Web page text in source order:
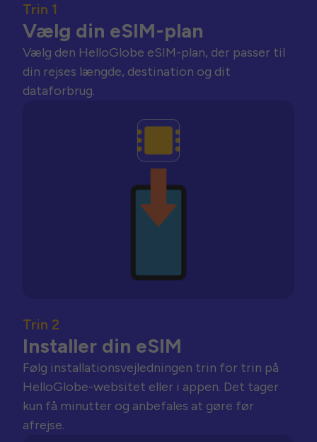
Trin 1
Vælg din eSIM-plan
Vælg den HelloGlobe eSIM-plan, der passer til
din rejses længde, destination og dit
dataforbrug.
Trin 2
Installer din eSIM
Følg installationsvejledningen trin for trin på
HelloGlobe-websitet eller i appen. Det tager
kun få minutter og anbefales at gøre før
afrejse.